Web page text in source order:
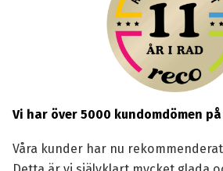
Vi har över 5000 kundomdömen på
Våra kunder har nu rekommenderat